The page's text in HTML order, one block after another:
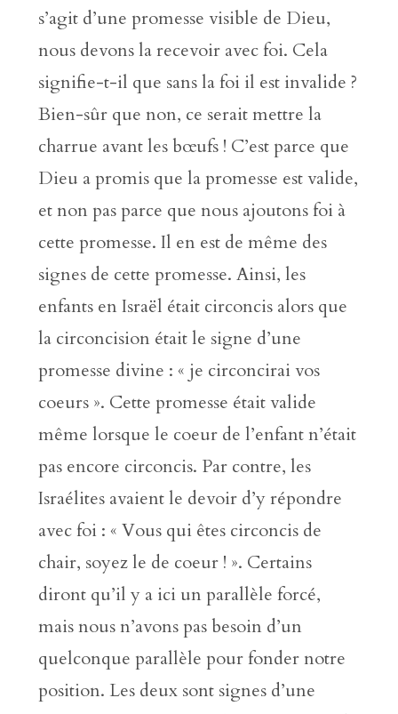
s’agit d’une promesse visible de Dieu,
nous devons la recevoir avec foi. Cela
signifie-t-il que sans la foi il est invalide ?
Bien-sûr que non, ce serait mettre la
charrue avant les bœufs ! C’est parce que
Dieu a promis que la promesse est valide,
et non pas parce que nous ajoutons foi à
cette promesse. Il en est de même des
signes de cette promesse. Ainsi, les
enfants en Israël était circoncis alors que
la circoncision était le signe d’une
promesse divine : « je circoncirai vos
coeurs ». Cette promesse était valide
même lorsque le coeur de l’enfant n’était
pas encore circoncis. Par contre, les
Israélites avaient le devoir d’y répondre
avec foi : « Vous qui êtes circoncis de
chair, soyez le de coeur ! ». Certains
diront qu’il y a ici un parallèle forcé,
mais nous n’avons pas besoin d’un
quelconque parallèle pour fonder notre
position. Les deux sont signes d’une